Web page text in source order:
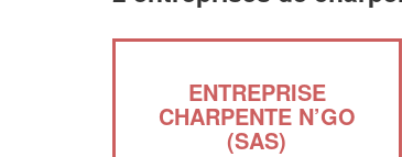
ENTREPRISE
CHARPENTE N’GO
(SAS)